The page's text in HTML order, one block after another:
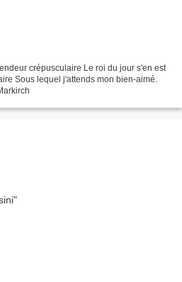
crépusculaire Le roi du jour s'en est
Sous lequel j'attends mon bien-aimé.